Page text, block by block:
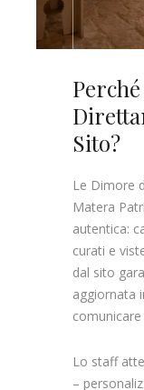
Sito?
Le Dimore
Matera
autentica:
curati e
dal sito
aggiornata
Lo staff
–